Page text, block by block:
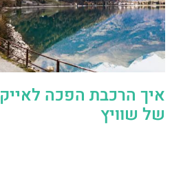
איך הרכבת הפכה
של שוויץ